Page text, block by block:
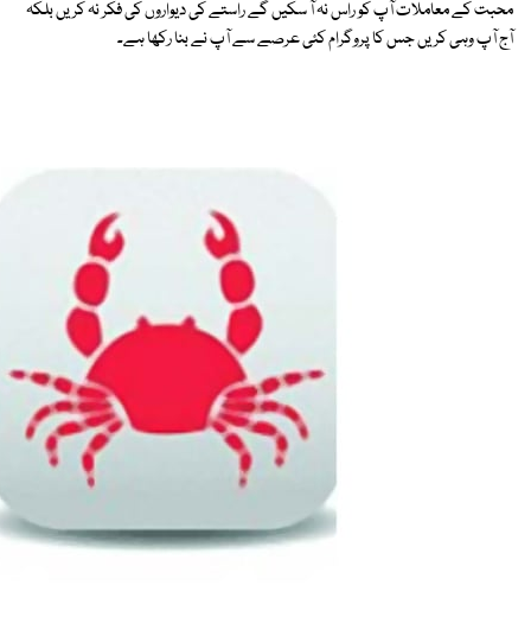
محبت کے معاملات آپ کو راس نہ آ سکیں گے راستے کی دیواروں کی فکر نہ کریں بلکہ
آج آپ وہی کریں جس کا پروگرام کئی عرصے سے آپ نے بنا رکھا ہے۔